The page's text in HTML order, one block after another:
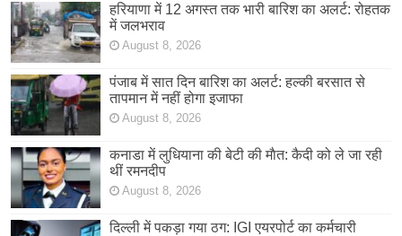
हरियाणा में 12 अगस्त तक भारी बारिश का अलर्ट: रोहतक
में जलभराव
August 8, 2026
पंजाब में सात दिन बारिश का अलर्ट: हल्की बरसात से
तापमान में नहीं होगा इजाफा
August 8, 2026
कनाडा में लुधियाना की बेटी की माैत: कैदी को ले जा रही
थीं रमनदीप
August 8, 2026
दिल्ली में पकड़ा गया ठग: IGI एयरपोर्ट का कर्मचारी